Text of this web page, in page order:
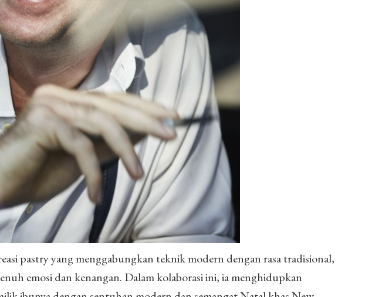
pastry yang menggabungkan teknik modern dengan rasa tradisional,
emosi dan kenangan. Dalam kolaborasi ini, ia menghidupkan